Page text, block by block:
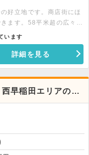
好立地です。商店街にほ
ます。58平米超の広々と
す。幅広い業態のご相談
います
詳細を見る
早稲田エリアの2